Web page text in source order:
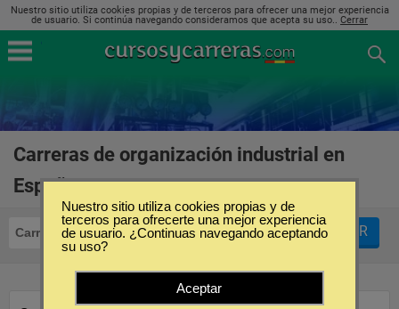
Nuestro sitio utiliza cookies propias y de terceros para ofrecer una mejor experiencia
de usuario. Si continúa navegando consideramos que acepta su uso.. Cerrar
Carreras de organización industrial en
España
Carreras Organización Industrial FILTRAR
Nuestro sitio utiliza cookies propias y de
terceros para ofrecerte una mejor experiencia
de usuario. ¿Continuas navegando aceptando
su uso?
Aceptar